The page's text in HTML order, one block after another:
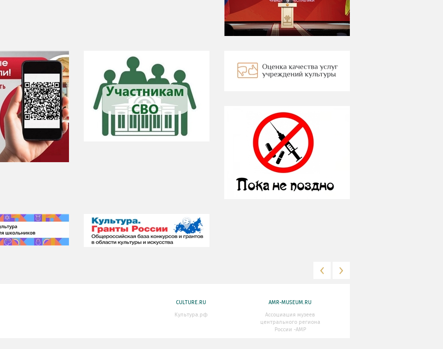
CULTURE.RU
Культура.рф
AMR-MUSEUM.RU
Ассоциация музеев
центрального региона
России -АМР